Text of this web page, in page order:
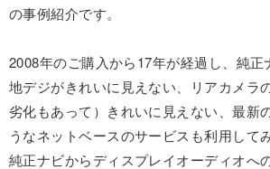
の事例紹介です。
2008年のご購入から17年が経過し、純
地デジがきれいに見えない、リアカメラ
劣化もあって）きれいに見えない、最新
うなネットベースのサービスも利用して
純正ナビからディスプレイオーディオへ